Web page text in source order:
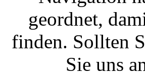
geordnet,
finden. Sollten
Sie uns